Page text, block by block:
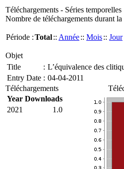
Téléchargements - Séries temporelles
Nombre de téléchargements durant
Période :Total:: Année:: Mois:: Jour
Objet
Title
: L’équivalence des
Entry Date : 04-04-2011
Téléchargements
Year Downloads
2021
1.0